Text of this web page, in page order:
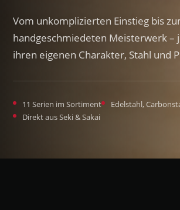
Vom unkomplizierten Einstieg bis
handgeschmiedeten Meisterwerk –
ihren eigenen Charakter, Stahl und
11 Serien im Sortiment
Edelstahl,
Direkt aus Seki & Sakai